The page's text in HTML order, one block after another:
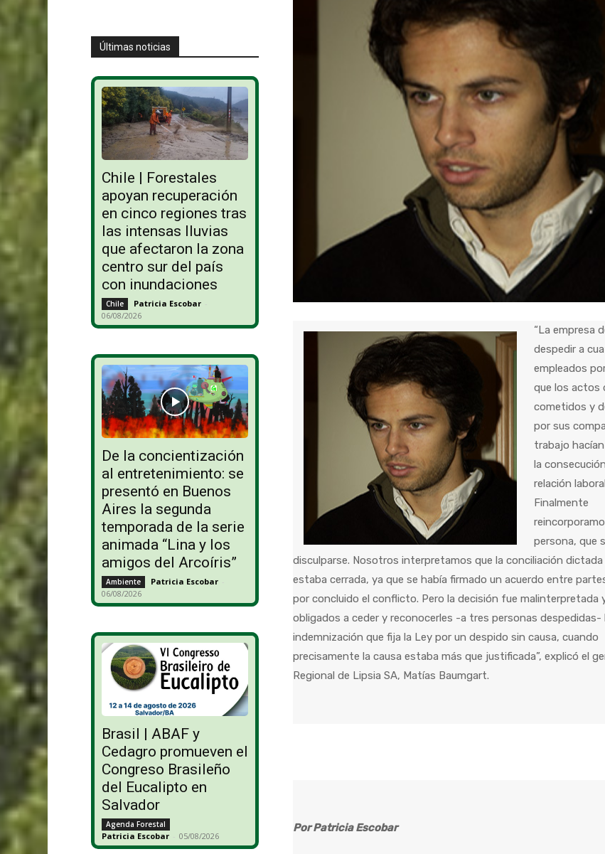
Últimas noticias
Chile | Forestales
apoyan recuperación
en cinco regiones tras
las intensas lluvias
que afectaron la zona
centro sur del país
con inundaciones
Chile Patricia Escobar -
06/08/2026
De la concientización
al entretenimiento: se
presentó en Buenos
Aires la segunda
temporada de la serie
animada “Lina y los
amigos del Arcoíris”
Ambiente Patricia Escobar -
06/08/2026
Brasil | ABAF y
Cedagro promueven el
Congreso Brasileño
del Eucalipto en
Salvador
Agenda Forestal
Patricia Escobar - 05/08/2026
“La empresa
despedir a
empleados
que los actos
cometidos y
por sus
trabajo
la
relación
Finalmente
persona, que
disculparse. Nosotros interpretamos que la conciliación dictada
estaba cerrada, ya que se había firmado un acuerdo entre
por concluido el conflicto. Pero la decisión fue malinterpretada
obligados a ceder y reconocerles -a tres personas despedidas-
indemnización que fija la Ley por un despido sin causa, cuando
precisamente la causa estaba más que justificada”, explicó el
Regional de Lipsia SA, Matías Baumgart.
Por Patricia Escobar